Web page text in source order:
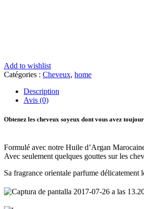
Add to wishlist
Catégories : Cheveux, home
Description
Avis (0)
Obtenez les cheveux soyeux dont vous avez
Formulé avec notre Huile d’Argan
Avec seulement quelques gouttes sur les
Sa fragrance orientale parfume délicatement